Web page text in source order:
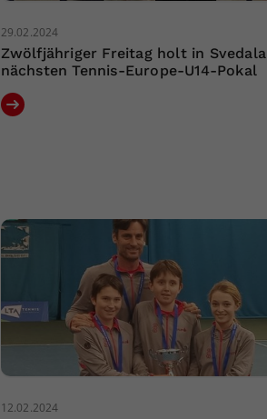
29.02.2024
Zwölfjähriger Freitag holt in Svedala
nächsten Tennis-Europe-U14-Pokal
12.02.2024